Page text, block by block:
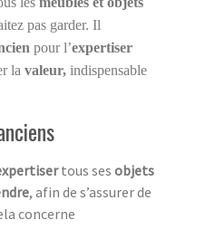
pas garder. Il
pour l’expertiser
la valeur, indispensable
tous ses objets
, afin de s’assurer de
concerne